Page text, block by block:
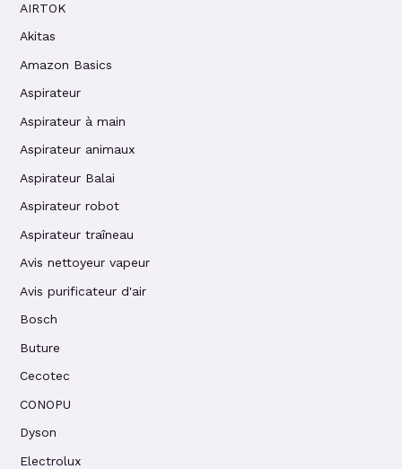
AIRTOK
Akitas
Amazon Basics
Aspirateur
Aspirateur à main
Aspirateur animaux
Aspirateur Balai
Aspirateur robot
Aspirateur traîneau
Avis nettoyeur vapeur
Avis purificateur d'air
Bosch
Buture
Cecotec
CONOPU
Dyson
Electrolux